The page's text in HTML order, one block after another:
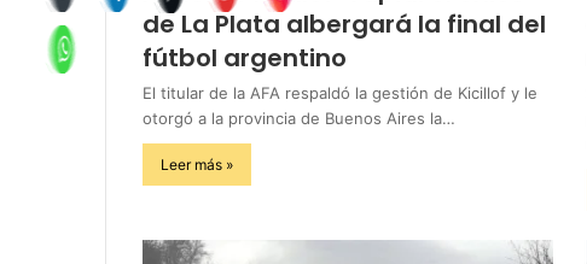
de La Plata albergará la final del
fútbol argentino
El titular de la AFA respaldó la gestión de Kicillof y le
otorgó a la provincia de Buenos Aires la…
Leer más »